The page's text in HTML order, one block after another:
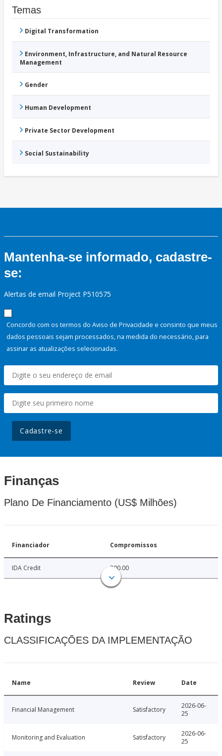
Temas
Digital Transformation
Environment, Infrastructure, and Natural Resource
Management
Gender
Human Development
Private Sector Development
Social Sustainability
Mantenha-se informado, cadastre-
se:
Alertas de email Project P510575
Concordo com os termos do Aviso de Privacidade e consinto que meus
dados pessoais sejam processados, na medida do necessário, para
assinar as atualizações selecionadas.
Cadastre-se
Finanças
Plano De Financiamento (US$ Milhões)
Financiador Compromissos
IDA Credit 300.00
Ratings
CLASSIFICAÇÕES DA IMPLEMENTAÇÃO
Name Review Date
Financial Management Satisfactory
2026-06-
25
Monitoring and Evaluation Satisfactory
2026-06-
25